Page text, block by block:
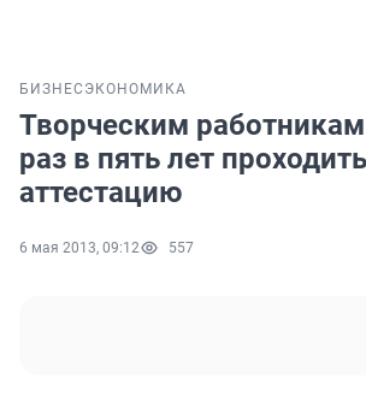
БИЗНЕС ЭКОНОМИКА
Творческим
раз в пять лет проходить
аттестацию
6 мая 2013, 09:12 557